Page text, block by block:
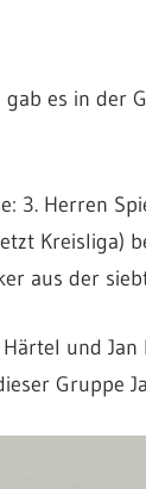
gab es in der
3. Herren
Kreisliga)
aus der
und
Gruppe